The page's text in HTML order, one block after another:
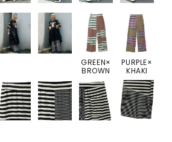
GREEN×
BROWN
PURPLE×
KHAKI